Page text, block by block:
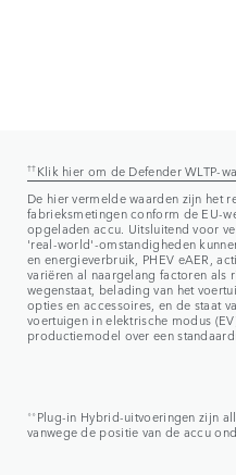
†† Klik hier om de Defender WLTP-
De hier vermelde waarden zijn het
fabrieksmetingen conform de EU-
opgeladen accu. Uitsluitend voor
'real-world'-omstandigheden
en energieverbruik, PHEV eAER,
variëren al naargelang factoren als
wegenstaat, belading van het
opties en accessoires, en de staat
voertuigen in elektrische modus
productiemodel over een
⬨⬨ Plug-in Hybrid-uitvoeringen zijn
vanwege de positie van de accu